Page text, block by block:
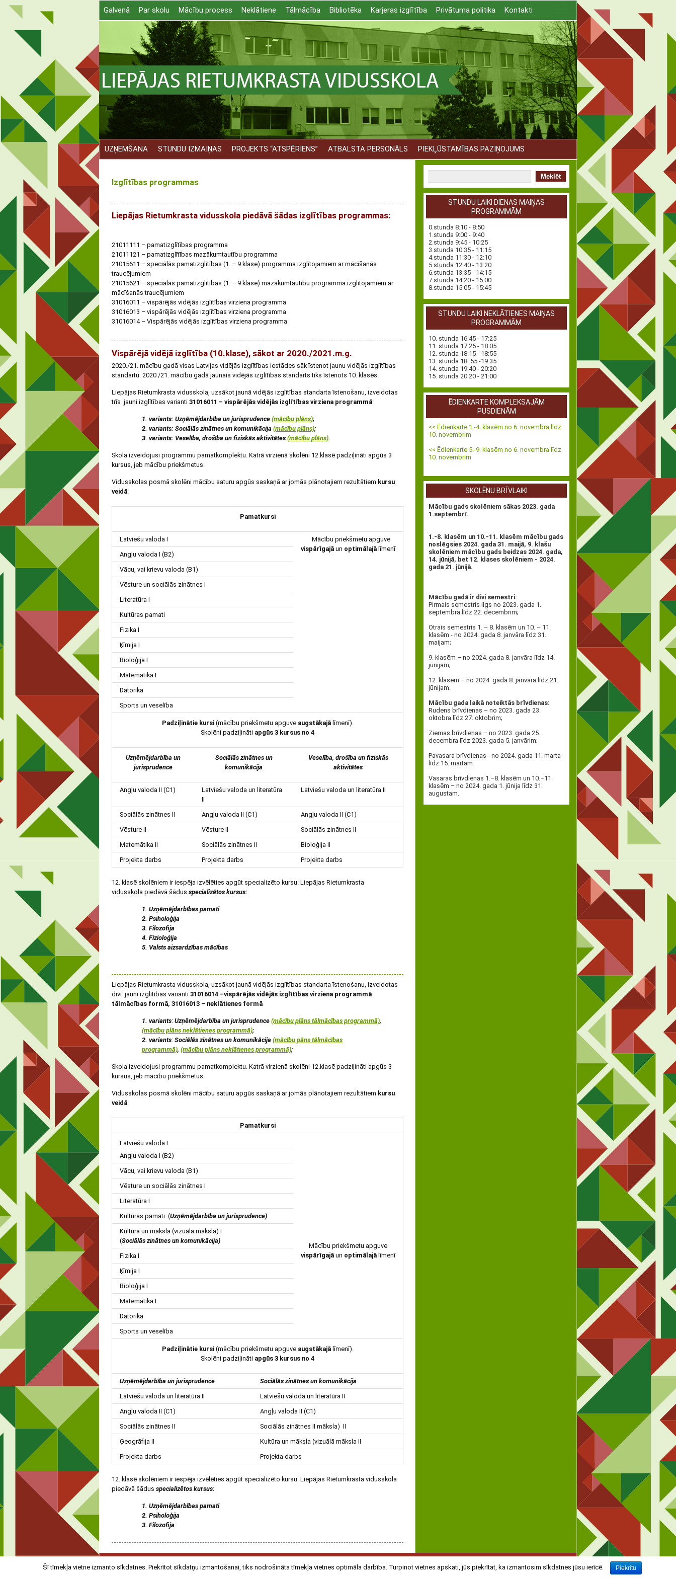
Galvenā Par skolu Mācību process Neklātiene Tālmācība Bibliotēka Karjeras izglītība Privātuma politika Kontakti
UZŅEMŠANA STUNDU IZMAIŅAS PROJEKTS “ATSPĒRIENS” ATBALSTA PERSONĀLS PIEKĻŪSTAMĪBAS PAZIŅOJUMS
Izglītības programmas
Liepājas Rietumkrasta vidusskola piedāvā šādas izglītības programmas:
21011111 – pamatizglītības programma
21011121 – pamatizglītības mazākumtautību programma
21015611 – speciālās pamatizglītības (1. – 9.klase) programma izglītojamiem ar mācīšanās
traucējumiem
21015621 – speciālās pamatizglītības (1. – 9.klase) mazākumtautību programma izglītojamiem ar
mācīšanās traucējumiem
31016011 – vispārējās vidējās izglītības virziena programma
31016013 – vispārējās vidējās izglītības virziena programma
31016014 – Vispārējās vidējās izglītības virziena programma
Vispārējā vidējā izglītība (10.klase), sākot ar 2020./2021.m.g.
2020./21. mācību gadā visas Latvijas vidējās izglītības iestādes sāk īstenot jaunu vidējās izglītības
standartu. 2020./21. mācību gadā jaunais vidējās izglītības standarts tiks īstenots 10. klasēs.
Liepājas Rietumkrasta vidusskola, uzsākot jaunā vidējās izglītības standarta īstenošanu, izveidotas
trīs jauni izglītības varianti 31016011 – vispārējās vidējās izglītības virziena programmā:
1. variants: Uzņēmējdarbība un jurisprudence (mācību plāns);
2. variants: Sociālās zinātnes un komunikācija (mācību plāns);
3. variants: Veselība, drošība un fiziskās aktivitātes (mācību plāns).
Skola izveidojusi programmu pamatkomplektu. Katrā virzienā skolēni 12.klasē padziļināti apgūs 3
kursus, jeb mācību priekšmetus.
Vidusskolas posmā skolēni mācību saturu apgūs saskaņā ar jomās plānotajiem rezultātiem kursu
veidā:
Pamatkursi
Latviešu valoda I
Mācību priekšmetu apguve
vispārīgajā un optimālajā līmenī
Angļu valoda I (B2)
Vācu, vai krievu valoda (B1)
Vēsture un sociālās zinātnes I
Literatūra I
Kultūras pamati
Fizika I
Ķīmija I
Bioloģija I
Matemātika I
Datorika
Sports un veselība
Padziļinātie kursi(mācību priekšmetu apguve augstākajālīmenī).
Skolēni padziļināti apgūs 3 kursus no 4
Uzņēmējdarbība un
jurisprudence
Sociālās zinātnes un
komunikācija
Veselība, drošība un fiziskās
aktivitātes
Angļu valoda II (C1)
Latviešu valoda un literatūra
II
Latviešu valoda un literatūra II
Sociālās zinātnes II Angļu valoda II (C1)
Angļu valoda II (C1)
Vēsture II
Vēsture II
Sociālās zinātnes II
Matemātika II
Sociālās zinātnes II
Bioloģija II
Projekta darbs
Projekta darbs Projekta darbs
12. klasē skolēniem ir iespēja izvēlēties apgūt specializēto kursu. Liepājas Rietumkrasta
vidusskola piedāvā šādus specializētos kursus:
1. Uzņēmējdarbības pamati
2. Psiholoģija
3. Filozofija
4. Fizioloģija
5. Valsts aizsardzības mācības
Liepājas Rietumkrasta vidusskola, uzsākot jaunā vidējās izglītības standarta īstenošanu, izveidotas
divi jauni izglītības varianti 31016014 –vispārējās vidējās izglītības virziena programmā
tālmācības formā, 31016013 – neklātienes formā
1. variants: Uzņēmējdarbība un jurisprudence (mācību plāns tālmācības programmā),
(mācību plāns neklātienes programmā);
2. variants: Sociālās zinātnes un komunikācija (mācību pāns tālmācības
programmā), (mācību plāns neklātienes programmā);
Skola izveidojusi programmu pamatkomplektu. Katrā virzienā skolēni 12.klasē padziļināti apgūs 3
kursus, jeb mācību priekšmetus.
Vidusskolas posmā skolēni mācību saturu apgūs saskaņā ar jomās plānotajiem rezultātiem kursu
veidā:
Pamatkursi
Latviešu valoda I
Mācību priekšmetu apguve
vispārīgajā un optimālajā līmenī
Angļu valoda I (B2)
Vācu, vai krievu valoda (B1)
Vēsture un sociālās zinātnes I
Literatūra I
Kultūras pamati (Uzņēmējdarbība un jurisprudence)
Kultūra un māksla (vizuālā māksla) I
(Sociālās zinātnes un komunikācija)
Fizika I
Ķīmija I
Bioloģija I
Matemātika I
Datorika
Sports un veselība
Padziļinātie kursi(mācību priekšmetu apguve augstākajālīmenī).
Skolēni padziļināti apgūs 3 kursus no 4
Uzņēmējdarbība un jurisprudence
Sociālās zinātnes un komunikācija
Latviešu valoda un literatūra II
Latviešu valoda un literatūra II
Angļu valoda II (C1)
Angļu valoda II (C1)
Sociālās zinātnes II
Sociālās zinātnes II māksla) II
Ģeogrāfija II
Kultūra un māksla (vizuālā māksla II
Projekta darbs
Projekta darbs
12. klasē skolēniem ir iespēja izvēlēties apgūt specializēto kursu. Liepājas Rietumkrasta vidusskola
piedāvā šādus specializētos kursus:
1. Uzņēmējdarbības pamati
2. Psiholoģija
3. Filozofija
STUNDU LAIKI DIENAS MAIŅAS
PROGRAMMĀM
0.stunda 8:10 - 8:50
1.stunda 9:00 - 9:40
2.stunda 9:45 - 10:25
3.stunda 10:35 - 11:15
4.stunda 11:30 - 12:10
5.stunda 12:40 - 13:20
6.stunda 13:35 - 14:15
7.stunda 14:20 - 15:00
8.stunda 15:05 - 15:45
STUNDU LAIKI NEKLĀTIENES MAIŅAS
PROGRAMMĀM
10. stunda 16:45 - 17:25
11. stunda 17:25 - 18:05
12. stunda 18:15 - 18:55
13. stunda 18: 55 -19:35
14. stunda 19:40 - 20:20
15. stunda 20:20 - 21:00
ĒDIENKARTE KOMPLEKSAJĀM
PUSDIENĀM
<< Ēdienkarte 1.-4. klasēm no 6. novembra līdz
10. novembrim
<< Ēdienkarte 5.-9. klasēm no 6. novembra līdz
10. novembrim
SKOLĒNU BRĪVLAIKI
Mācību gads skolēniem sākas 2023. gada
1.septembrī.
1.-8. klasēm un 10.-11. klasēm mācību gads
noslēgsies 2024. gada 31. maijā, 9. klašu
skolēniem mācību gads beidzas 2024. gada,
14. jūnijā, bet 12. klases skolēniem - 2024.
gada 21. jūnijā.
Mācību gadā ir divi semestri:
Pirmais semestris ilgs no 2023. gada 1.
septembra līdz 22. decembrim;
Otrais semestris 1. – 8. klasēm un 10. – 11.
klasēm - no 2024. gada 8. janvāra līdz 31.
maijam;
9. klasēm – no 2024. gada 8. janvāra līdz 14.
jūnijam;
12. klasēm – no 2024. gada 8. janvāra līdz 21.
jūnijam.
Mācību gada laikā noteiktās brīvdienas:
Rudens brīvdienas – no 2023. gada 23.
oktobra līdz 27. oktobrim;
Ziemas brīvdienas – no 2023. gada 25.
decembra līdz 2023. gada 5. janvārim;
Pavasara brīvdienas - no 2024. gada 11. marta
līdz 15. martam.
Vasaras brīvdienas 1.–8. klasēm un 10.–11.
klasēm – no 2024. gada 1. jūnija līdz 31.
augustam.
Liepājas Rietumkrasta vidusskola | Adrese: Dunikas iela 9/11, LV 3407, Liepāja | Tālrunis 63484369 | rietumkrastavsk@liepaja.edu.lv
Šī tīmekļa vietne izmanto sīkdatnes. Piekrītot sīkdatņu izmantošanai, tiks nodrošināta tīmekļa vietnes optimāla darbība. Turpinot vietnes apskati, jūs piekrītat, ka izmantosim sīkdatnes jūsu ierīcē. Piekrītu